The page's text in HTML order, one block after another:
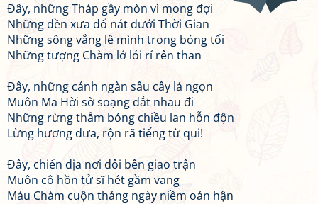
Đây, những Tháp gầy mòn vì mong đợi
Những đền xưa đổ nát dưới Thời Gian
Những sông vắng lê mình trong bóng tối
Những tượng Chàm lở lói rỉ rên than
Đây, những cảnh ngàn sâu cây lả ngọn
Muôn Ma Hời sờ soạng dắt nhau đi
Những rừng thẳm bóng chiều lan hỗn độn
Lừng hương đưa, rộn rã tiếng từ qui!
Đây, chiến địa nơi đôi bên giao trận
Muôn cô hồn tử sĩ hét gầm vang
Máu Chàm cuộn tháng ngày niềm oán hận